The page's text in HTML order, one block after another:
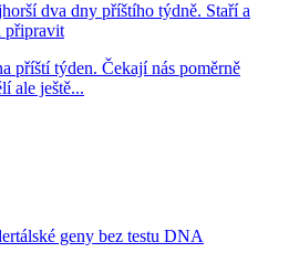
dva dny příštího týdně. Staří a
připravit
příští týden. Čekají nás poměrně
ale ještě...
geny bez testu DNA